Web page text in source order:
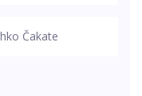
Čakate